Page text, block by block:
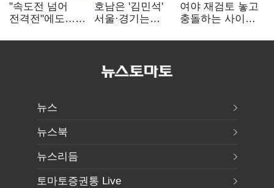
"속도전 넘어
전격전"에도…
주 52시간까지
호남은 '김민석'
서울·경기는
승자는 '안갯속'
여야 재검토 놓고
충돌하는 사이…
수 오차 당연"
뉴스
뉴스북
뉴스리듬
토마토증권통 Live